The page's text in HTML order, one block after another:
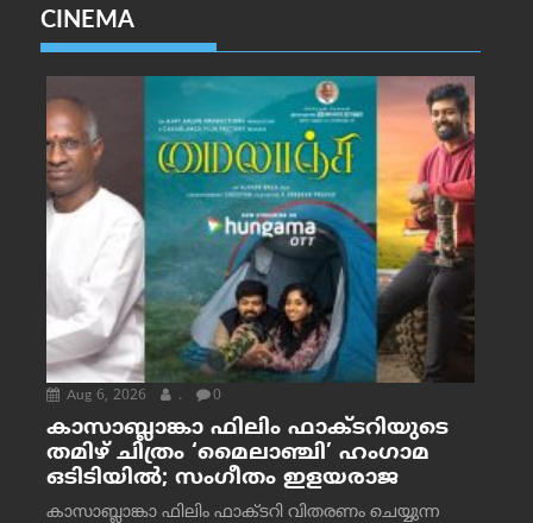
CINEMA
Aug 6, 2026 . 0
കാസാബ്ലാങ്കാ ഫിലിം ഫാക്ടറിയുടെ
തമിഴ് ചിത്രം ‘മൈലാഞ്ചി’ ഹംഗാമ
ഒടിടിയിൽ; സംഗീതം ഇളയരാജ
കാസാബ്ലാങ്കാ ഫിലിം ഫാക്ടറി വിതരണം ചെയ്യുന്ന